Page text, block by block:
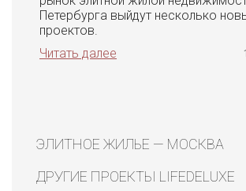
Петербурга выйдут несколько
проектов.
Читать далее
ЭЛИТНОЕ ЖИЛЬЕ — МОСКВА
ДРУГИЕ ПРОЕКТЫ LIFEDELUXE